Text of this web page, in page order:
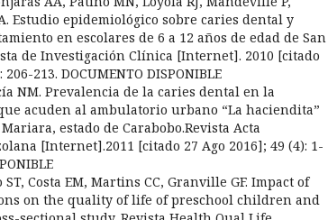
Estudio epidemiológico sobre caries dental y
en escolares de 6 a 12 años de edad de San
de Investigación Clínica [Internet]. 2010 [citado
213. DOCUMENTO DISPONIBLE
NM. Prevalencia de la caries dental en la
acuden al ambulatorio urbano “La haciendita”
estado de Carabobo.Revista Acta
[Internet].2011 [citado 27 Ago 2016]; 49 (4): 1-
ST, Costa EM, Martins CC, Granville GF. Impact of
on the quality of life of preschool children and